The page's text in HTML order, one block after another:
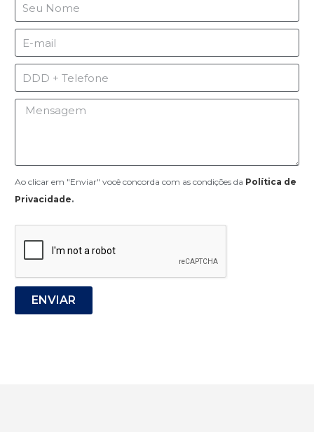
Ao clicar em "Enviar" você concorda com as condições da Política de
Privacidade.
ENVIAR